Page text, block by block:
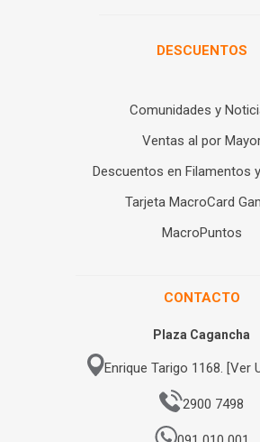
DESCUENTOS
Comunidades y
Ventas al por
Descuentos en Filamentos
Tarjeta MacroCard
MacroPuntos
CONTACTO
Plaza Cagancha
Enrique Tarigo 1168. [Ver
2900 7498